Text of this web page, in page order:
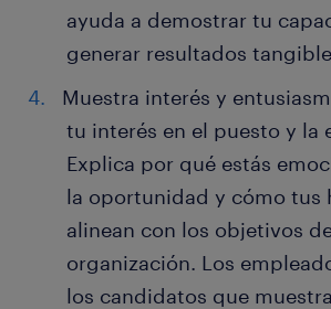
ayuda a demostrar tu
generar resultados
Muestra interés y
tu interés en el puesto y la
Explica por qué estás
la oportunidad y cómo tus
alinean con los objetivos
organización. Los
los candidatos que